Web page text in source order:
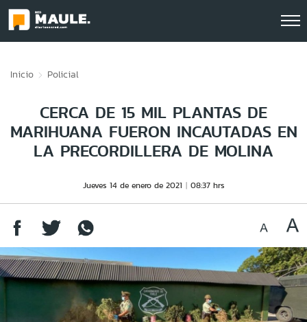
Inicio Policial
CERCA DE 15 MIL PLANTAS DE
MARIHUANA FUERON INCAUTADAS EN
LA PRECORDILLERA DE MOLINA
Jueves 14 de enero de 2021 08:37 hrs